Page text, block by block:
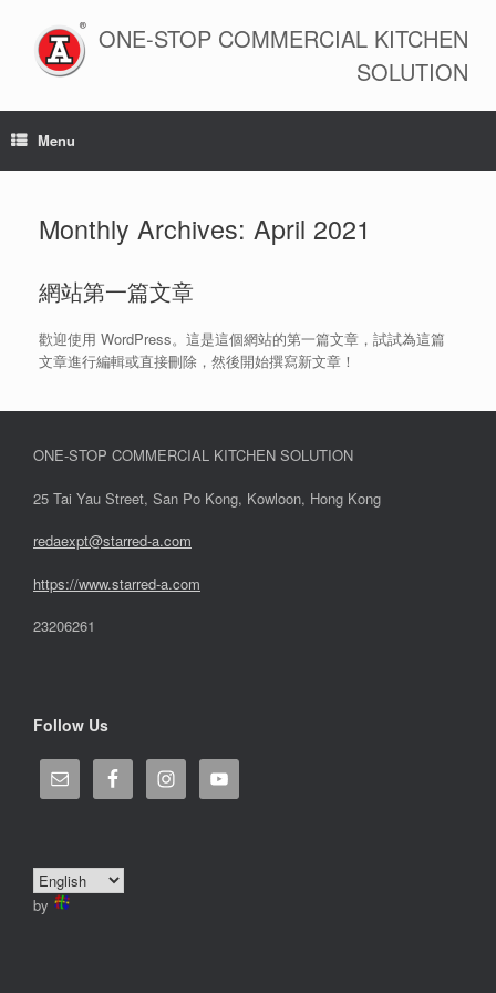
content
ONE-STOP COMMERCIAL KITCHEN
SOLUTION
Menu
Monthly Archives: April 2021
網站第一篇文章
歡迎使用 WordPress。這是這個網站的第一篇文章，試試為這篇
文章進行編輯或直接刪除，然後開始撰寫新文章！
ONE-STOP COMMERCIAL KITCHEN SOLUTION
25 Tai Yau Street, San Po Kong, Kowloon, Hong Kong
redaexpt@starred-a.com
https://www.starred-a.com
23206261
Follow Us
by